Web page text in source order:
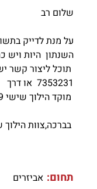
שלום רב
על מנת לדייק
השנתון היות ויש
7353231 או דרך
מוקד הילוך שישי 1700-700-669
בברכה,צוות
תחום: אביזרים